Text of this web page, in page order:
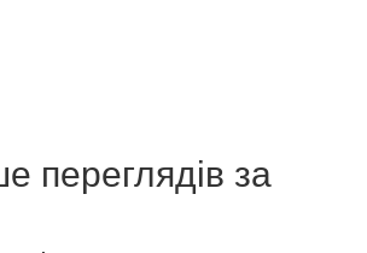
переглядів за